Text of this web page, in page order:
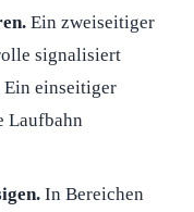
Ein zweiseitiger
signalisiert
Ein einseitiger
Laufbahn
In Bereichen